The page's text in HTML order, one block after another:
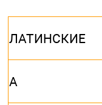
ЛАТИНСКИЕ
А